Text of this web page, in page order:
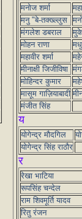
मनोज शर्मा
मनु "बे-तक्ख्ल्लुस
मंगलेश डबराल
मोहन राणा
मधु
महावीर शर्मा
मीनाक्षी जिजीविषा
मोहिन्दर कुमार
मासूम गाज़ियाबादी
मंजीत सिंह
य
योगेन्द्र मौदगिल
योगेन्द्र सिंह राठौर
र
रेखा भाटिया
रूपसिंह चन्देल
राम शिवमूर्ति यादव
रितु रंजन